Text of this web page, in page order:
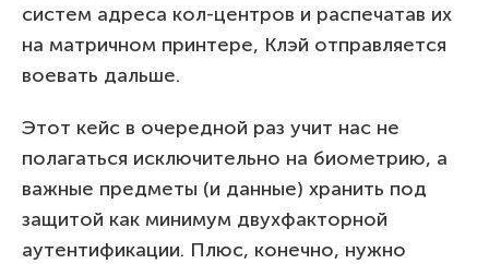
систем адреса кол-центров и распечатав их
на матричном принтере, Клэй отправляется
воевать дальше.
Этот кейс в очередной раз учит нас не
полагаться исключительно на биометрию, а
важные предметы (и данные) хранить под
защитой как минимум двухфакторной
аутентификации. Плюс, конечно, нужно